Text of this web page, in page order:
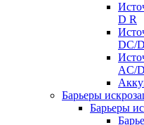
D R
DC/
AC/
Барьеры
Барьеры